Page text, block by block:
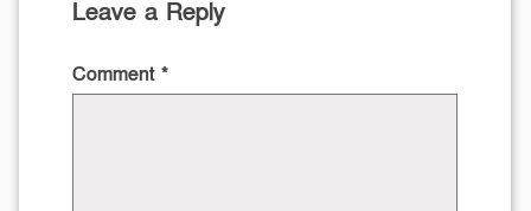
Leave a Reply
Comment *